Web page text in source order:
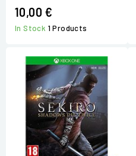
10,00 €
In Stock 1 Products